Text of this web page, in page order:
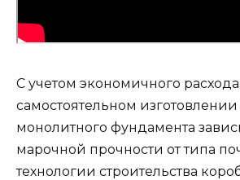
С учетом экономичного
самостоятельном изготовлении
монолитного фундамента
марочной прочности от типа
технологии строительства